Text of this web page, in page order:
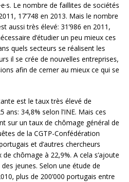
Le nombre de faillites de sociétés
17’748 en 2013. Mais le nombre
aussi très élevé: 31’986 en 2011,
d’étudier un peu mieux ces
quels secteurs se réalisent les
il se crée de nouvelles entreprises,
afin de cerner au mieux ce qui se
est le taux très élevé de
34,8% selon l’INE. Mais ces
sur un taux de chômage général de
de la CGTP-Confédération
et d’autres chercheurs
chômage à 22,9%. A cela s’ajoute
jeunes. Selon une étude de
plus de 200’000 portugais entre